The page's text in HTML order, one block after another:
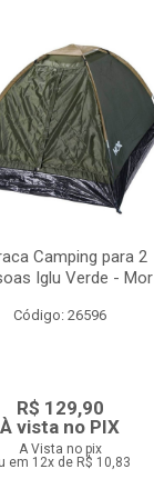
Camping para 2
Iglu Verde - Mor
Código: 26596
R$ 129,90
À vista no PIX
A Vista no pix
em 12x de R$ 10,83